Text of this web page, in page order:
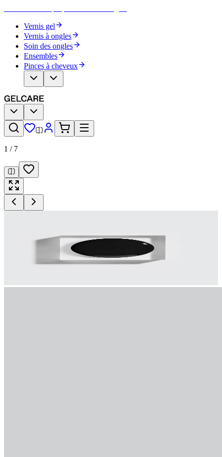
Vernis gel
Vernis à ongles
Soin des ongles
Ensembles
Pinces à cheveux
1 / 7